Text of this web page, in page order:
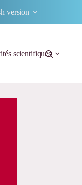
version
scientifiques